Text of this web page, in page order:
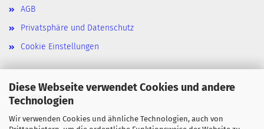
Diese Webseite verwendet Cookies und andere
Technologien
Wir verwenden Cookies und ähnliche Technologien, auch von
AGB
Privatsphäre und Datenschutz
Cookie Einstellungen
Zahlarten
Paypal